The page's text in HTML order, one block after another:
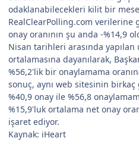
odaklanabilecekleri kilit bir
RealClearPolling.com verilerine
onay oranının şu anda -%14,9
Nisan tarihleri arasında
ortalamasına dayanılarak,
%56,2'lik bir onaylamama
sonuç, aynı web sitesinin birkaç
%40,9 onay ile %56,8
%15,9'luk ortalama net onay
işaret ediyor.
Kaynak: iHeart